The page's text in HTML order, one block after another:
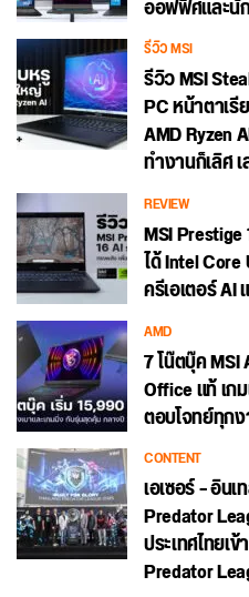
ออฟฟิศและนั
รีวิว MSI
รีวิว MSI
PC หน้าตาเรี
AMD Ryzen
ทำงานก็เลิศ
REVIEW
MSI
ได้ Intel
ครีเอเตอร์ AI
AMD
7 โน๊ตบุ๊ค
Office แท้ เก
ตอบโจทย์ทุกง
CONTENT
เอเซอร์ – อิน
Predator
ประเทศไทยเ
Predator